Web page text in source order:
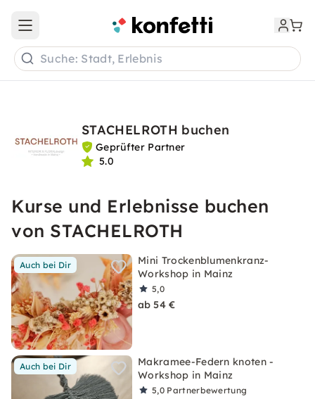
Open main menu
Suche: Stadt, Erlebnis
STACHELROTH buchen
Geprüfter Partner
5.0
Kurse und Erlebnisse buchen
von STACHELROTH
Auch bei Dir
Mini Trockenblumenkranz-
Workshop in Mainz
5,0
ab 54 €
Auch bei Dir
Makramee-Federn knoten -
Workshop in Mainz
5,0 Partnerbewertung